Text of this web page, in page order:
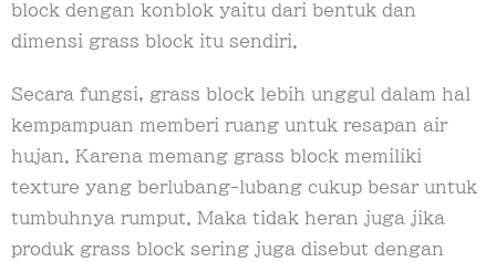
block dengan konblok yaitu dari bentuk dan
dimensi grass block itu sendiri.
Secara fungsi, grass block lebih unggul dalam hal
kempampuan memberi ruang untuk resapan air
hujan. Karena memang grass block memiliki
texture yang berlubang-lubang cukup besar untuk
tumbuhnya rumput. Maka tidak heran juga jika
produk grass block sering juga disebut dengan